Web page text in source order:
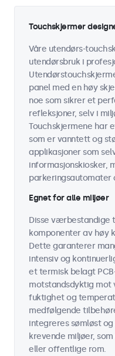
Touchskjermer
Våre utendørs-
utendørsbruk i
panel med en høy
noe som sikrer et
refleksjoner, selv i
Touchskjermene har
som er vanntett og
applikasjoner som
informasjonskiosker,
parkeringsautomater
Egnet for alle miljøer
Disse værbestandige
komponenter av høy
Dette garanterer
intensiv og
et termisk belagt
motstandsdyktig mot
fuktighet og
medfølgende
integreres sømløst
krevende miljøer,
eller offentlige rom.